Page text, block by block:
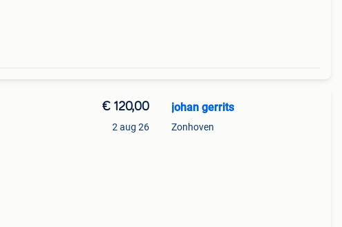
€ 120,00
2 aug 26
johan gerrits
Zonhoven